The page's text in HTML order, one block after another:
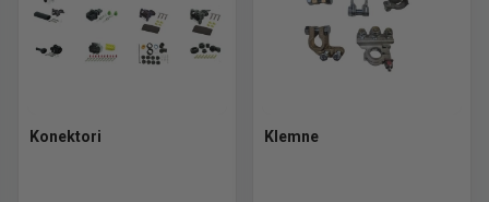
Konektori Klemne